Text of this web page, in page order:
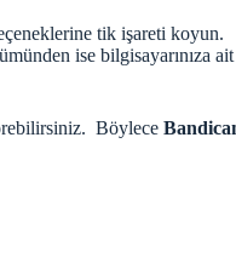
tik işareti koyun.
ise bilgisayarınıza
Böylece